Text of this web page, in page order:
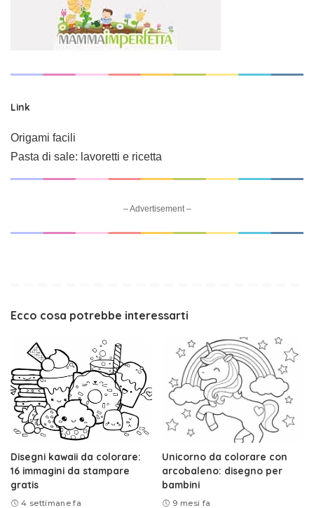
Link
Origami facili
Pasta di sale: lavoretti e ricetta
– Advertisement –
Ecco cosa potrebbe interessarti
Disegni kawaii da colorare:
16 immagini da stampare
gratis
4 settimane fa
Unicorno da colorare con
arcobaleno: disegno per
bambini
9 mesi fa